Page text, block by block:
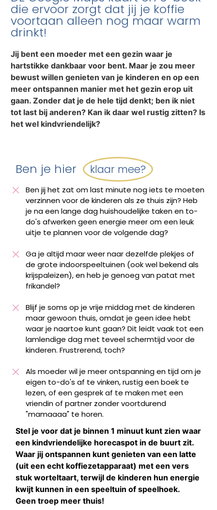
die ervoor zorgt dat jij je koffie
voortaan alleen nog maar warm
drinkt!
Jij bent een moeder met een gezin waar je
hartstikke dankbaar voor bent. Maar je zou meer
bewust willen genieten van je kinderen en op een
meer ontspannen manier met het gezin erop uit
gaan. Zonder dat je de hele tijd denkt; ben ik niet
tot last bij anderen? Kan ik daar wel rustig zitten? Is
het wel kindvriendelijk?
Ben je hier klaar mee?
Ben jij het zat om last minute nog iets te moeten
verzinnen voor de kinderen als ze thuis zijn? Heb
je na een lange dag huishoudelijke taken en to-
do's afwerken geen energie meer om een leuk
uitje te plannen voor de volgende dag?
Ga je altijd maar weer naar dezelfde plekjes of
de grote indoorspeeltuinen (ook wel bekend als
krijspaleizen), en heb je genoeg van patat met
frikandel?
Blijf je soms op je vrije middag met de kinderen
maar gewoon thuis, omdat je geen idee hebt
waar je naartoe kunt gaan? Dit leidt vaak tot een
lamlendige dag met teveel schermtijd voor de
kinderen. Frustrerend, toch?
Als moeder wil je meer ontspanning en tijd om je
eigen to-do's af te vinken, rustig een boek te
lezen, of een gesprek af te maken met een
vriendin of partner zonder voortdurend
"mamaaaa" te horen.
Stel je voor dat je binnen 1 minuut kunt zien waar
een kindvriendelijke horecaspot in de buurt zit.
Waar jij ontspannen kunt genieten van een latte
(uit een echt koffiezetapparaat) met een vers
stuk worteltaart, terwijl de kinderen hun energie
kwijt kunnen in een speeltuin of speelhoek.
Geen troep meer thuis!